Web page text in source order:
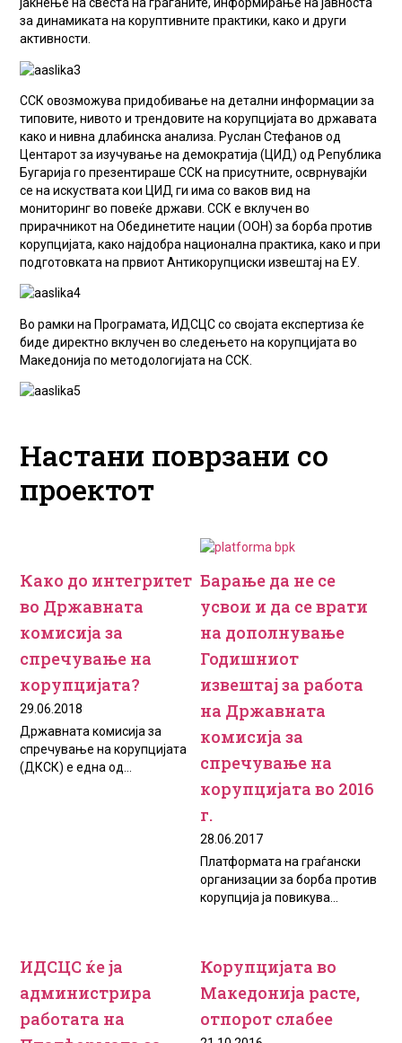
јакнење на свеста на граѓаните, информирање на јавноста
за динамиката на коруптивните практики, како и други
активности.
ССК овозможува придобивање на детални информации за
типовите, нивото и трендовите на корупцијата во државата
како и нивна длабинска анализа. Руслан Стефанов од
Центарот за изучување на демократија (ЦИД) од Република
Бугарија го презентираше ССК на присутните, осврнувајќи
се на искуствата кои ЦИД ги има со ваков вид на
мониторинг во повеќе држави. ССК е вклучен во
прирачникот на Обединетите нации (ООН) за борба против
корупцијата, како најдобра национална практика, како и при
подготовката на првиот Антикорупциски извештај на ЕУ.
Во рамки на Програмата, ИДСЦС со својата експертиза ќе
биде директно вклучен во следењето на корупцијата во
Македонија по методологијата на ССК.
Настани поврзани со
проектот
Како до интегритет
во Државната
комисија за
спречување на
корупцијата?
29.06.2018
Државната комисија за
спречување на корупцијата
(ДКСК) е една од...
Барање да не се
усвои и да се врати
на дополнување
Годишниот
извештај за работа
на Државната
комисија за
спречување на
корупцијата во 2016
г.
28.06.2017
Платформата на граѓански
организации за борба против
корупција ја повикува...
ИДСЦС ќе ја
администрира
работата на
Корупцијата во
Македонија расте,
отпорот слабее